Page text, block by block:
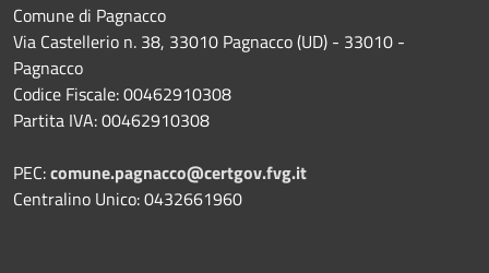
Comune di Pagnacco
Via Castellerio n. 38, 33010 Pagnacco (UD) - 33010 -
Pagnacco
Codice Fiscale: 00462910308
Partita IVA: 00462910308
PEC:comune.pagnacco@certgov.fvg.it
Centralino Unico: 0432661960